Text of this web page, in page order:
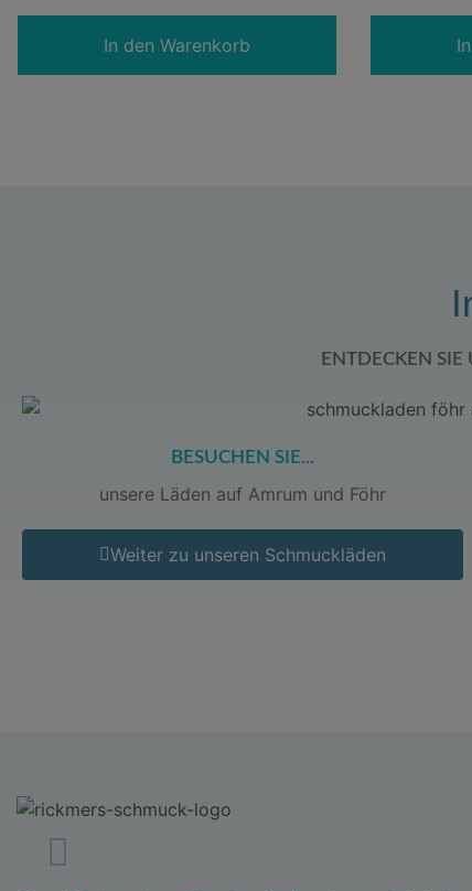
In den Warenkorb
ENTDECKEN
BESUCHEN SIE...
unsere Läden auf Amrum und Föhr
Weiter zu unseren Schmuckläden